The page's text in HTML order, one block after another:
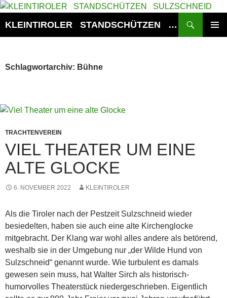
Zum
springen
KLEINTIROLER STANDSCHÜTZEN SULZSCHNEID
Schlagwortarchiv: Bühne
TRACHTENVEREIN
VIEL THEATER UM EINE
ALTE GLOCKE
6. NOVEMBER 2022 KLEINTIROLER
Als die Tiroler nach der Pestzeit Sulzschneid wieder
besiedelten, haben sie auch eine alte Kirchenglocke
mitgebracht. Der Klang war wohl alles andere als betörend,
weshalb sie in der Umgebung nur „der Wilde Hund von
Sulzschneid“ genannt wurde. Wie turbulent es damals
gewesen sein muss, hat Walter Sirch als historisch-
humorvolles Theaterstück niedergeschrieben. Eigentlich